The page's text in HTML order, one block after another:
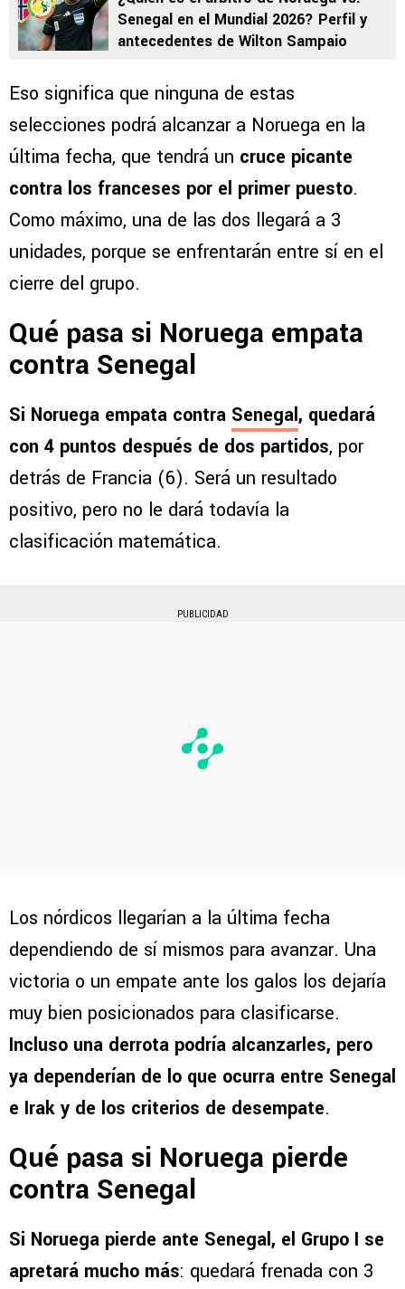
Senegal en el Mundial 2026? Perfil y
antecedentes de Wilton Sampaio
Eso significa que ninguna de estas
selecciones podrá alcanzar a Noruega en la
última fecha, que tendrá un cruce picante
contra los franceses por el primer puesto.
Como máximo, una de las dos llegará a 3
unidades, porque se enfrentarán entre sí en el
cierre del grupo.
Qué pasa si Noruega empata
contra Senegal
Si Noruega empata contra Senegal, quedará
con 4 puntos después de dos partidos, por
detrás de Francia (6). Será un resultado
positivo, pero no le dará todavía la
clasificación matemática.
PUBLICIDAD
Los nórdicos llegarían a la última fecha
dependiendo de sí mismos para avanzar. Una
victoria o un empate ante los galos los dejaría
muy bien posicionados para clasificarse.
Incluso una derrota podría alcanzarles, pero
ya dependerían de lo que ocurra entre Senegal
e Irak y de los criterios de desempate.
Qué pasa si Noruega pierde
contra Senegal
Si Noruega pierde ante Senegal, el Grupo I se
apretará mucho más: quedará frenada con 3